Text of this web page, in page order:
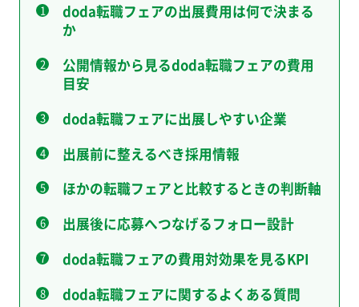
doda転職フェアの出展費用は何で決まる
か
公開情報から見るdoda転職フェアの費用
目安
doda転職フェアに出展しやすい企業
出展前に整えるべき採用情報
ほかの転職フェアと比較するときの判断軸
出展後に応募へつなげるフォロー設計
doda転職フェアの費用対効果を見るKPI
doda転職フェアに関するよくある質問